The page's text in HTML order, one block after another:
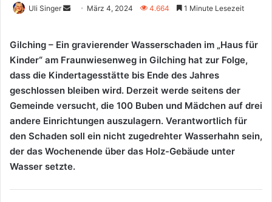
Uli Singer
Sende
E-
Mail
März 4, 2024 4.664 1 Minute Lesezeit
Gilching – Ein gravierender Wasserschaden im „Haus für
Kinder“ am Fraunwiesenweg in Gilching hat zur Folge,
dass die Kindertagesstätte bis Ende des Jahres
geschlossen bleiben wird. Derzeit werde seitens der
Gemeinde versucht, die 100 Buben und Mädchen auf drei
andere Einrichtungen auszulagern. Verantwortlich für
den Schaden soll ein nicht zugedrehter Wasserhahn sein,
der das Wochenende über das Holz-Gebäude unter
Wasser setzte.